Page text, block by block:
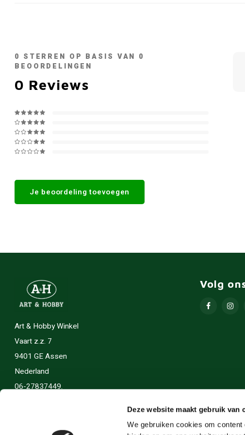
Deze website maakt gebruik van
We gebruiken cookies om
0 STERREN OP BASIS VAN 0
BEOORDELINGEN
0 Reviews
Je beoordeling toevoegen
Art & Hobby Winkel
Vaart z.z. 7
9401 GE Assen
Nederland
06-27837449.
Volg